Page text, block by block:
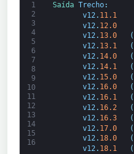
1
2
3
4
5
6
7
8
9
10
11
12
13
14
15
16
Saída Trecho:
v12. 11.1
v12 . 12.0
v12. 13.0 (
v12. 13.1 (
v12. 14.0 (
v12. 14.1 (
v12 . 15.0 (
v12. 16.0 (
v12. 16.1 (
v12. 16.2 (
v12. 16.3 (
v12 . 17.0 (
v12. 18.0 (
v12. 18.1 (